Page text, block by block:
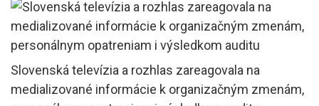
Slovenská televízia a rozhlas zareagovala na
medializované informácie k organizačným zmenám,